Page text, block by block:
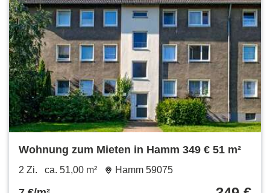
Wohnung zum Mieten in Hamm 349 € 51 m²
2 Zi. ca. 51,00 m² Hamm 59075